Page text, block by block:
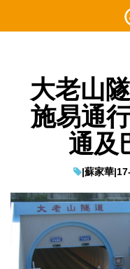
大老山
施易通
通及
|蘇家華|